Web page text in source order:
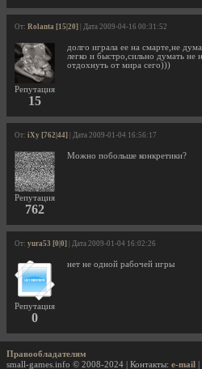
От: Rolanta [15|20] | Дата 2009-04-16 00:31:52
Репутация
15
долго играла ее на смарте,не
легко и быстро,сильно думать не
отдохнуть от мира сего)))
От: iXy [762|44] | Дата 2009-01-04 16:56:17
Репутация
762
Можно побольше конкретики?
От: yura53 [0|0] | Дата 2009-01-04 16:02:26
Репутация
0
нет не одной рабочей игры
Правообладателям
small-games.info © 2008-2024 | Контакты: e-mail